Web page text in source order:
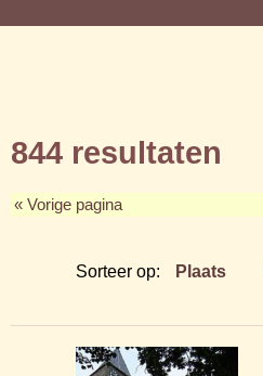
844 resultaten
« Vorige pagina
Sorteer op: Plaats